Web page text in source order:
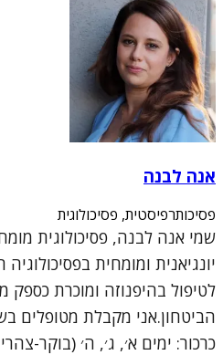
אנה לבנה
פסיכותרפיסטית, פסיכולוגית
שמי אנה לבנה, פסיכולוגית
יונגיאנית ומומחית
לטיפול בהיפנוזה ומוכרת
הביטחון.אני מקבלת מטופלים
כרכור: ימים א׳, ג׳, ה׳ (בוקר-